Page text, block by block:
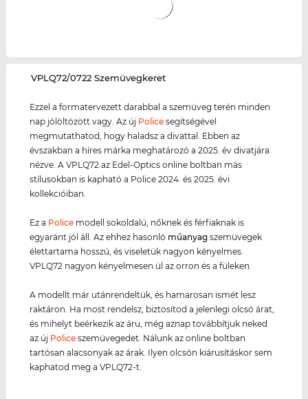
‌VPLQ72/0722 Szemüvegkeret
Ezzel a formatervezett darabbal a szemüveg terén minden
nap jólöltözött vagy. Az új Police segítségével
megmutathatod, hogy haladsz a divattal. Ebben az
évszakban a híres márka meghatározó a 2025. év divatjára
nézve. A VPLQ72 az Edel-Optics online boltban más
stílusokban is kapható a Police 2024. és 2025. évi
kollekcióiban.
Ez a Police modell sokoldalú, nőknek és férfiaknak is
egyaránt jól áll. Az ehhez hasonló műanyag szemüvegek
élettartama hosszú, és viseletük nagyon kényelmes.
VPLQ72 nagyon kényelmesen ül az orron és a füleken.
A modellt már utánrendeltük, és hamarosan ismét lesz
raktáron. Ha most rendelsz, biztosítod a jelenlegi olcsó árat,
és mihelyt beérkezik az áru, még aznap továbbítjuk neked
az új Police szemüvegedet. Nálunk az online boltban
tartósan alacsonyak az árak. Ilyen olcsón kiárusításkor sem
kaphatod meg a VPLQ72-t.